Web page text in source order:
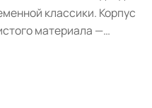
классики. Корпус
материала —
подчеркивает
салатовыми
цифрами салатового